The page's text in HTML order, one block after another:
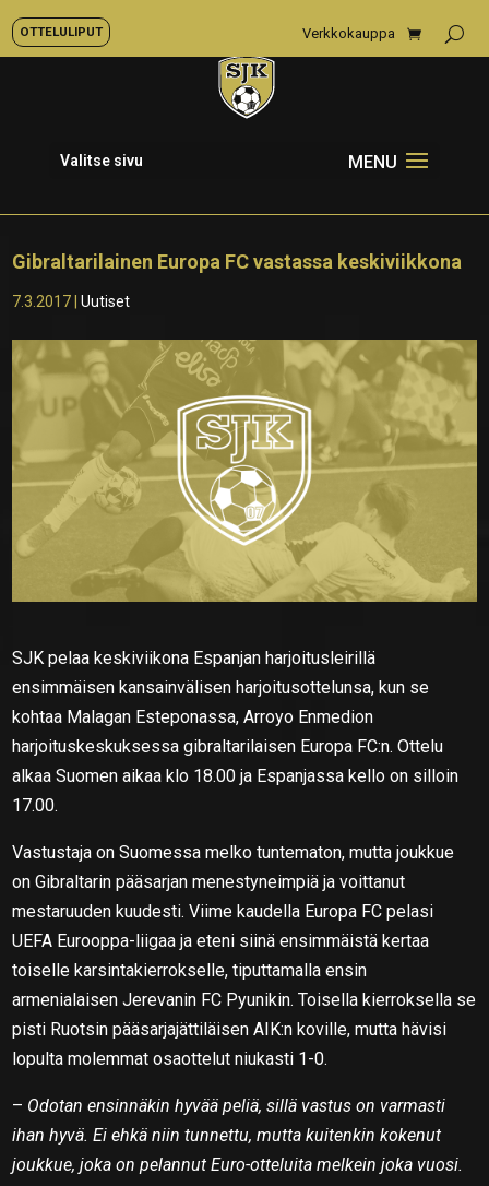
OTTELULIPUT Verkkokauppa
Valitse sivu
Gibraltarilainen Europa FC vastassa keskiviikkona
7.3.2017 |Uutiset
SJK pelaa keskiviikona Espanjan harjoitusleirillä
ensimmäisen kansainvälisen harjoitusottelunsa, kun se
kohtaa Malagan Esteponassa, Arroyo Enmedion
harjoituskeskuksessa gibraltarilaisen Europa FC:n. Ottelu
alkaa Suomen aikaa klo 18.00 ja Espanjassa kello on silloin
17.00.
Vastustaja on Suomessa melko tuntematon, mutta joukkue
on Gibraltarin pääsarjan menestyneimpiä ja voittanut
mestaruuden kuudesti. Viime kaudella Europa FC pelasi
UEFA Eurooppa-liigaa ja eteni siinä ensimmäistä kertaa
toiselle karsintakierrokselle, tiputtamalla ensin
armenialaisen Jerevanin FC Pyunikin. Toisella kierroksella se
pisti Ruotsin pääsarjajättiläisen AIK:n koville, mutta hävisi
lopulta molemmat osaottelut niukasti 1-0.
– Odotan ensinnäkin hyvää peliä, sillä vastus on varmasti
ihan hyvä. Ei ehkä niin tunnettu, mutta kuitenkin kokenut
joukkue, joka on pelannut Euro-otteluita melkein joka vuosi.